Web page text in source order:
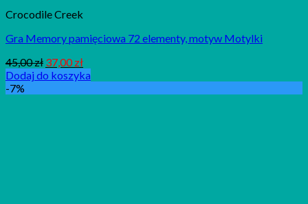
Crocodile Creek
Gra Memory pamięciowa 72 elementy, motyw Motylki
45,00zł 37,00zł
Dodaj do koszyka
-7%